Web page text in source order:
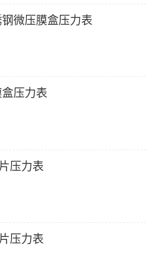
微压膜盒压力表
压力表
压力表
压力表